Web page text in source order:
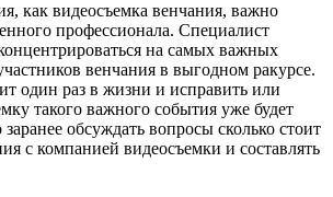
как видеосъемка венчания, важно
профессионала. Специалист
на самых важных
венчания в выгодном ракурсе.
один раз в жизни и исправить или
такого важного события уже будет
обсуждать вопросы сколько стоит
с компанией видеосъемки и составлять